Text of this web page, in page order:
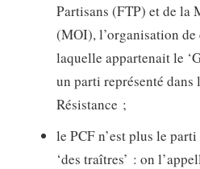
Partisans (FTP) et de
(MOI), l’organisation de
laquelle appartenait le
un parti représenté
Résistance ;
le PCF n’est plus le
‘des traîtres’ : on